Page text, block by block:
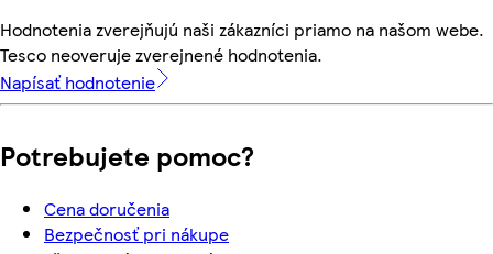
Hodnotenia zverejňujú naši zákazníci priamo na našom webe.
Tesco neoveruje zverejnené hodnotenia.
Napísať hodnotenie
Potrebujete pomoc?
Cena doručenia
Bezpečnosť pri nákupe